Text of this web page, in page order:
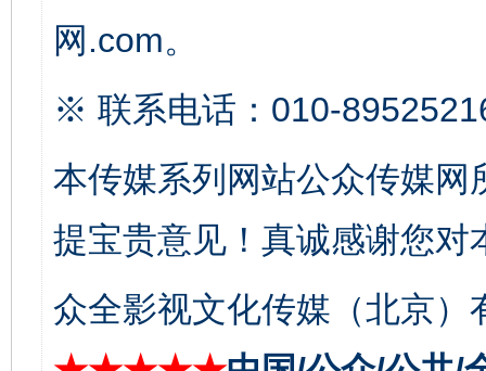
网.com。
※ 联系电话：010-
本传媒系列网站公众传媒
提宝贵意见！真诚感谢您
众全影视文化传媒（北京）
东山县通报“牛蛙产品抗生素超标问题” 法